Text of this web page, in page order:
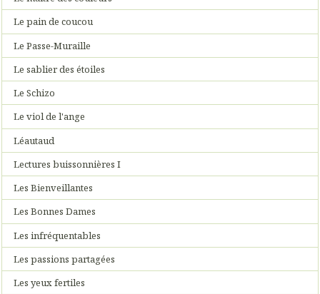
Le pain de coucou
Le Passe-Muraille
Le sablier des étoiles
Le Schizo
Le viol de l'ange
Léautaud
Lectures buissonnières I
Les Bienveillantes
Les Bonnes Dames
Les infréquentables
Les passions partagées
Les yeux fertiles